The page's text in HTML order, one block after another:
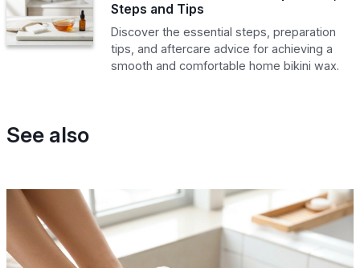
Steps and Tips
Discover the essential steps, preparation
tips, and aftercare advice for achieving a
smooth and comfortable home bikini wax.
See also